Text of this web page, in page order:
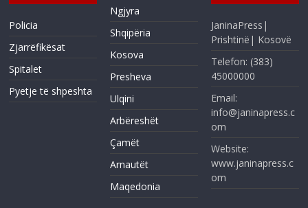
Policia
Zjarrëfikësat
Spitalet
Pyetje të shpeshta
Ngjyra
Shqipëria
Kosova
Presheva
Ulqini
Arbëreshët
Çamët
Arnautët
Maqedonia
JaninaPress|
Prishtinë| Kosovë
Telefon: (383)
45000000
Email:
info@janinapress.c
om
Website:
www.janinapress.c
om